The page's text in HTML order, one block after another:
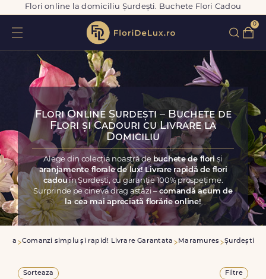
Flori online la domiciliu Șurdești. Buchete Flori Cadou
0
Flori Online Șurdești – Buchete de
Flori și Cadouri cu Livrare la
Domiciliu
Alege din colecția noastră de buchete de floriși
aranjamente florale de lux! Livrare rapidă de flori
cadouîn Șurdești, cu garanție 100% prospețime.
Surprinde pe cineva drag astăzi –comandă acum de
la cea mai apreciată florărie online!
Comanzi simplu și rapid! Livrare Garantata Maramures Șurdești
Sorteaza Filtre